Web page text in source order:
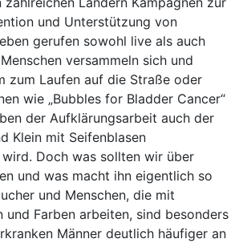
und Unterstützung von
gerufen sowohl live als auch
versammeln sich und
zum Laufen auf die Straße oder
wie „Bubbles for Bladder Cancer“
der Aufklärungsarbeit auch der
Klein mit Seifenblasen
Doch was sollten wir über
und was macht ihn eigentlich so
und Menschen, die mit
und Farben arbeiten, sind besonders
Männer deutlich häufiger an